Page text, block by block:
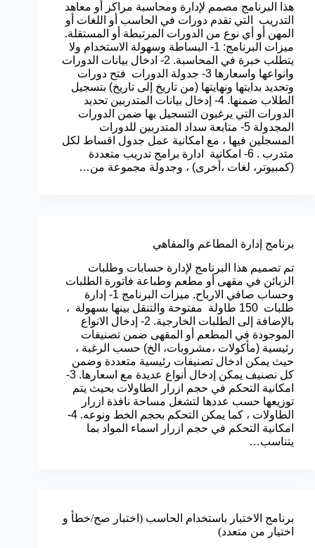
هذا البرنامج مصمم لإدارة ومحاسبة مراكز أو معاهد
التدريب التي تقدم دورات في الحاسب أو اللغات أو
المهن أو أي نوع من الدورات المرتبطة أو المستقلة.
ميزات البرنامج: 1- البساطة وسهولة الاستخدام ولا
يتطلب خبرة في المحاسبة. 2- ادخال بيانات الدورات
وانواعها واسعارها 3- جدولة الدورات فتح دورات
وتحديد بدايتها ونهايتها (من تاريخ إلى تاريخ) بتسجيل
الطلاب ضمنها. 4- إدخال بيانات المتدربين تحديد
الدورات التي يرغبون التسجيل بها ضمن الدورات
المجدولة 5- متابعة سداد المتدربين للدورات
المسجلين فيها ، مع امكانية عمل جدول اقساط لكل
متدرب . 6- امكانية ادارة برامج تدريب متعددة
(كمبيوتر، لغات ،أخرى) ، وجدولة مجموعة من…
برنامج إدارة المطاعم والمقاهي
تم تصميم هذا البرنامج لإدارة حسابات وطلبات
الزبائن في مقهى أو مطعم وطباعة فاتورة الطلبات
وحساب صافي الارباح. ميزات البرنامج 1- إدارة
طلبات 150 طاولة مفتوحة والتنقل بينها بسهولة ،
بالإضافة إلى الطلبات الخارجية. 2- إدخال الانواع
الموجودة في المطعم أو المقهى ضمن تصنيفات
رئيسية (مأكولات ،مشروبات، الخ) حسب الرغبة ،
حيث يمكن ادخال تصنيفات رئيسية متعددة وضمن
كل نصنيف يمكن إدخال أنواع عديدة مع اسعارها. 3-
امكانية التحكم في حجم ازرار الطاولات بحيث يتم
توزيعها حسب عددها لتشغل مساحة نافذة ازرار
الطاولات ، كما يمكن التحكم بحجم الخط ونوعه. 4-
امكانية التحكم في حجم ازرار اسماء المواد بما
يتناسب…
برنامج الاختبار باستخدام الحاسب (اختبار صح/خطأ و
اختيار من متعدد)